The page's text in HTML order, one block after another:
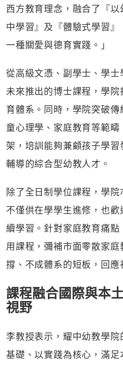
西方教育理念，融合了『
中學習』及『體驗式學習
一種關愛與德育實踐。」
從高級文憑、副學士、學
未來推出的博士課程，學
育體系。同時，學院突破
童心理學、家庭教育等範
架，培訓能夠兼顧孩子學
輔導的綜合型幼教人才。
除了全日制學位課程，學院
不僅供在學學生進修，也
續學習。針對家庭教育痛
用課程，彌補市面零散家
撐、不成體系的短板，回應
課程融合國際與本
視野
李教授表示，耀中幼教學
基礎、以實踐為核心，滿